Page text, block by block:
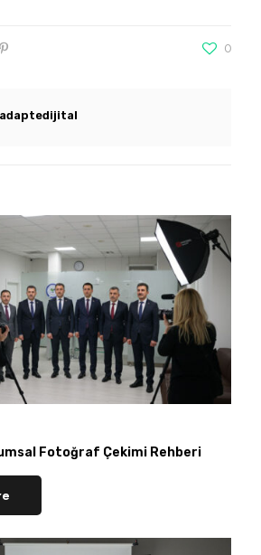
0
adaptedijital
Fotoğraf Çekimi Rehberi